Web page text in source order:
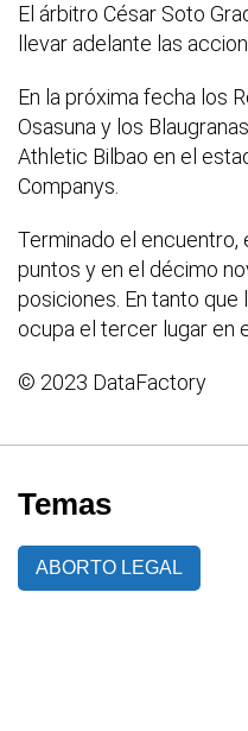
El árbitro César Soto
llevar adelante las
En la próxima fecha los
Osasuna y los
Athletic Bilbao en el
Companys.
Terminado el encuentro,
puntos y en el décimo
posiciones. En tanto que
ocupa el tercer lugar en
© 2023 DataFactory
Temas
ABORTO LEGAL